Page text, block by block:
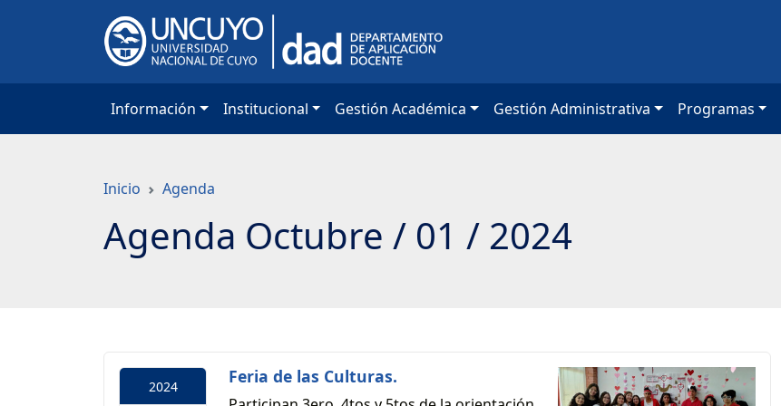
Información Institucional Gestión Académica Gestión Administrativa Programas
Inicio Agenda
Agenda Octubre / 01 / 2024
2024 Feria de las Culturas.